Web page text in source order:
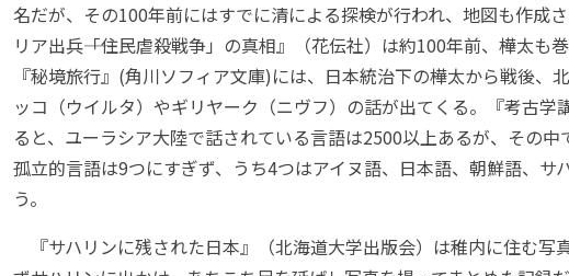
名だが、その100年前にはすでに清による探検が行われ、地図も作成
リア出兵――「住民虐殺戦争」の真相』（花伝社）は約100年前、樺太も
『秘境旅行』(角川ソフィア文庫)には、日本統治下の樺太から戦後、
ッコ（ウイルタ）やギリヤーク（ニヴフ）の話が出てくる。『考古学
ると、ユーラシア大陸で話されている言語は2500以上あるが、その中
孤立的言語は9つにすぎず、うち4つはアイヌ語、日本語、朝鮮語、サ
う。
『サハリンに残された日本』（北海道大学出版会）は稚内に住む写